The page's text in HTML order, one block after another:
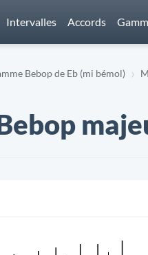
Intervalles Accords
Bebop de Eb (mi bémol)